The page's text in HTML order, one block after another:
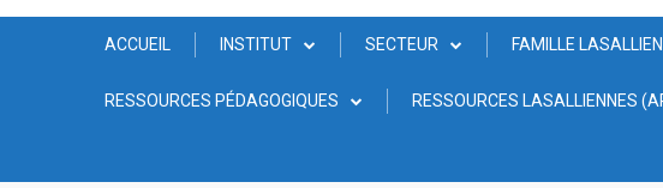
ACCUEIL INSTITUT SECTEUR FAMILLE
RESSOURCES PÉDAGOGIQUES RESSOURCES LASALLIENNES